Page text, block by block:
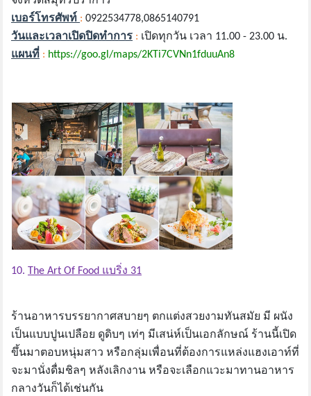
เบอร์โทรศัพท์ : 0922534778,0865140791
วันและเวลาเปิดปิดทำการ : เปิดทุกวัน เวลา 11.00 - 23.00 น.
แผนที่ : https://goo.gl/maps/2KTi7CVNn1fduuAn8
10. The Art Of Food แบริ่ง 31
ร้านอาหารบรรยากาศสบายๆ ตกแต่งสวยงามทันสมัย มี ผนัง
เป็นแบบปูนเปลือย ดูดิบๆ เท่ๆ มีเสน่ห์เป็นเอกลักษณ์ ร้านนี้เปิด
ขึ้นมาตอบหนุ่มสาว หรือกลุ่มเพื่อนที่ต้องการแหล่งแฮงเอาท์ที่
จะมานั่งดื่มชิลๆ หลังเลิกงาน หรือจะเลือกแวะมาทานอาหาร
กลางวันก็ได้เช่นกัน